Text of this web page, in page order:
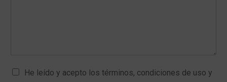
C
He leído y acepto los términos, condiciones de uso y